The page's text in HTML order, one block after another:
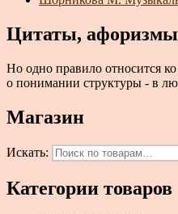
Цитаты,
Но одно правило относится
о понимании структуры - в
Магазин
Искать:
Категории товаров